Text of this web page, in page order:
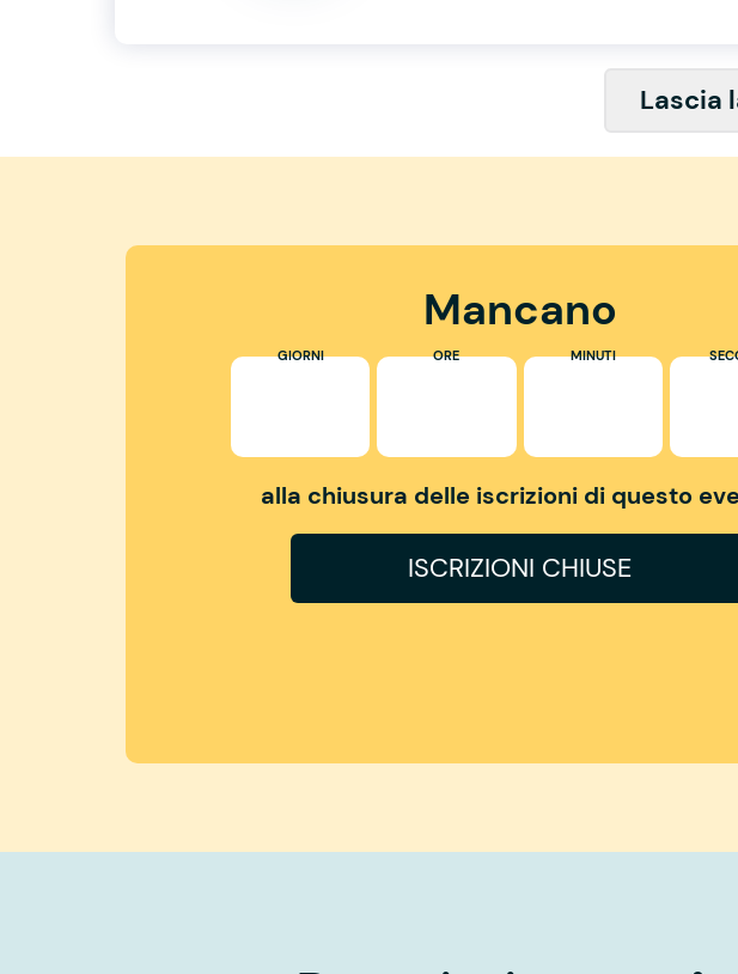
Lascia
Mancano
GIORNI ORE MINUTI
alla chiusura delle iscrizioni di questo
ISCRIZIONI CHIUSE